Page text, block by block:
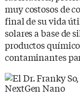
muy costosos de
final de su vida
solares a base de
productos
contaminantes